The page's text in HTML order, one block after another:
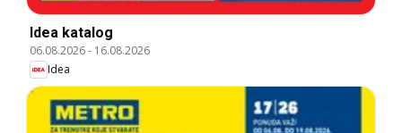
Idea katalog
06.08.2026- 16.08.2026
Idea